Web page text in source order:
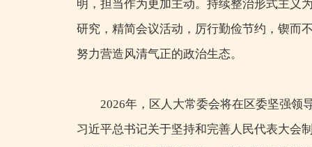
明，担当作为更加主动。持续整治形式主义
研究，精简会议活动，厉行勤俭节约，锲而
努力营造风清气正的政治生态。
2026年，区人大常委会将在区委坚强领
习近平总书记关于坚持和完善人民代表大会